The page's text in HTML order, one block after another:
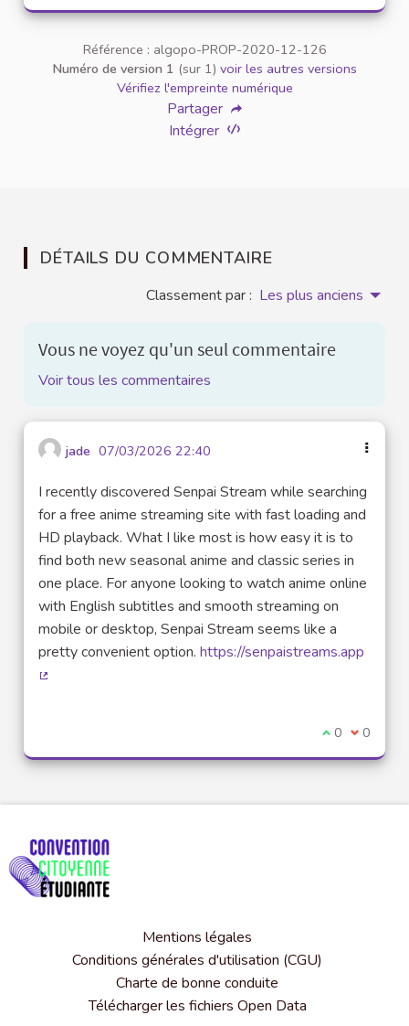
Référence : algopo-PROP-2020-12-126
Numéro de version 1 (sur 1) voir les autres versions
Vérifiez l'empreinte numérique
Partager
Intégrer
DÉTAILS DU COMMENTAIRE
Classement par : Les plus anciens
Vous ne voyez qu'un seul commentaire
Voir tous les commentaires
jade 07/03/2026 22:40
I recently discovered Senpai Stream while searching
for a free anime streaming site with fast loading and
HD playback. What I like most is how easy it is to
find both new seasonal anime and classic series in
one place. For anyone looking to watch anime online
with English subtitles and smooth streaming on
mobile or desktop, Senpai Stream seems like a
pretty convenient option. https://senpaistreams.app
Je suis
0 Je ne
0
Mentions légales
Conditions générales d'utilisation (CGU)
Charte de bonne conduite
Télécharger les fichiers Open Data